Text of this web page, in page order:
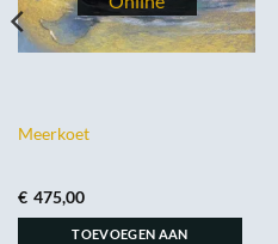
Meerkoet
€ 475,00
TOEVOEGEN AAN